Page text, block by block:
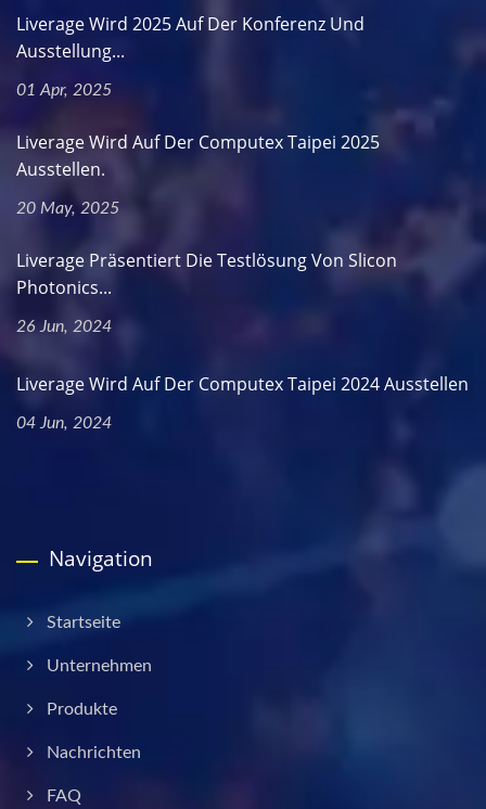
Liverage Wird 2025 Auf Der Konferenz Und
Ausstellung...
01 Apr, 2025
Liverage Wird Auf Der Computex Taipei 2025
Ausstellen.
20 May, 2025
Liverage Präsentiert Die Testlösung Von Slicon
Photonics...
26 Jun, 2024
Liverage Wird Auf Der Computex Taipei 2024 Ausstellen
04 Jun, 2024
Navigation
Startseite
Unternehmen
Produkte
Nachrichten
FAQ